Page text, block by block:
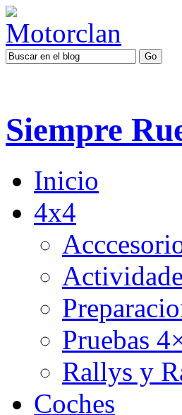
Siempre
Inicio
4x4
Pruebas
Rallys y
Coches